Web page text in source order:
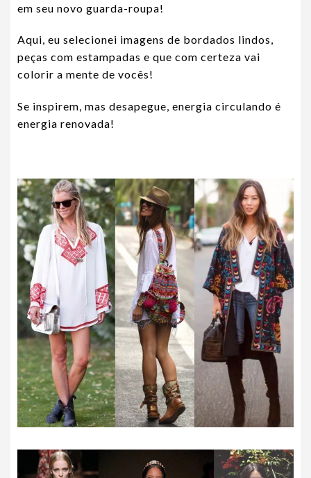
em seu novo guarda-roupa!
Aqui, eu selecionei imagens de bordados lindos,
peças com estampadas e que com certeza vai
colorir a mente de vocês!
Se inspirem, mas desapegue, energia circulando é
energia renovada!